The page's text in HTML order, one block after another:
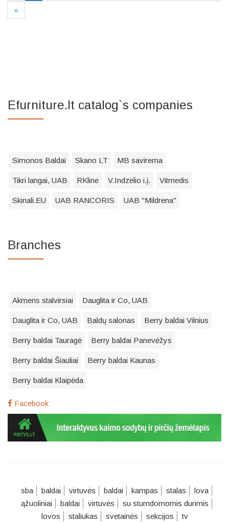
»
Efurniture.lt catalog`s companies
Simonos Baldai Skano LT MB savirema
Tikri langai, UAB RKline V.Indzelio i.į. Vitmedis
Skinali.EU UAB RANCORIS UAB "Mildrena"
Branches
Akmens stalvirsiai Dauglita ir Co, UAB
Dauglita ir Co, UAB Baldų salonas Berry baldai Vilnius
Berry baldai Tauragė Berry baldai Panevėžys
Berry baldai Šiauliai Berry baldai Kaunas
Berry baldai Klaipėda
Facebook
sba baldai virtuvės baldai kampas stalas
lova
ąžuoliniai
baldai virtuvės
su stumdomomis durimis
lovos
staliukas svetainės sekcijos tv